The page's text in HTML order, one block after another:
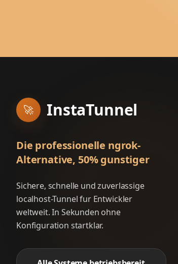
🚀 InstaTunnel
Die professionelle ngrok-
Alternative, 50% gunstiger
Sichere, schnelle und zuverlassige
localhost-Tunnel fur Entwickler
weltweit. In Sekunden ohne
Konfiguration startklar.